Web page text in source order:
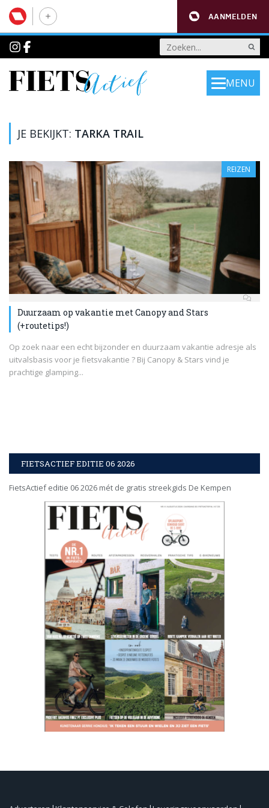
AANMELDEN
MENU
JE BEKIJKT: TARKA TRAIL
REIZEN
Duurzaam op vakantie met Canopy and Stars
(+routetips!)
Op zoek naar een echt bijzonder en duurzaam vakantie adresje als
uitvalsbasis voor je fietsvakantie ? Bij Canopy & Stars vind je
prachtige glamping...
FIETSACTIEF EDITIE 06 2026
FietsActief editie 06 2026 mét de gratis streekgids De Kempen